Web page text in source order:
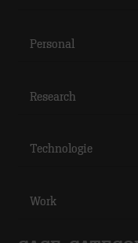
Personal
Research
Technologie
Work